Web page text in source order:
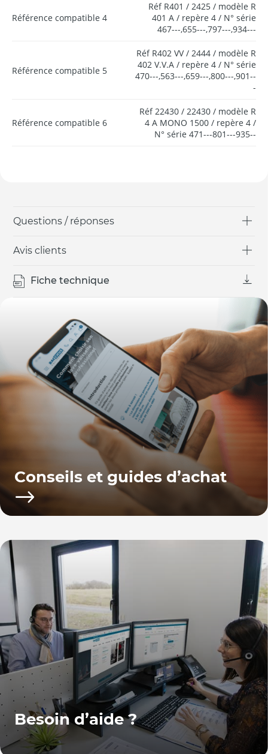
Questions / réponses
Avis clients
Fiche technique
Référence compatible 4
Réf R401 / 2425 / modèle R
401 A / repère 4 / N° série
467---,655---,797---,934---
Référence compatible 5
Réf R402 VV / 2444 / modèle R
402 V.V.A / repère 4 / N° série
470---,563---,659---,800---,901--
-
Référence compatible 6
Réf 22430 / 22430 / modèle R
4 A MONO 1500 / repère 4 /
N° série 471---801---935--
Conseils et guides d’achat
Besoin d’aide ?